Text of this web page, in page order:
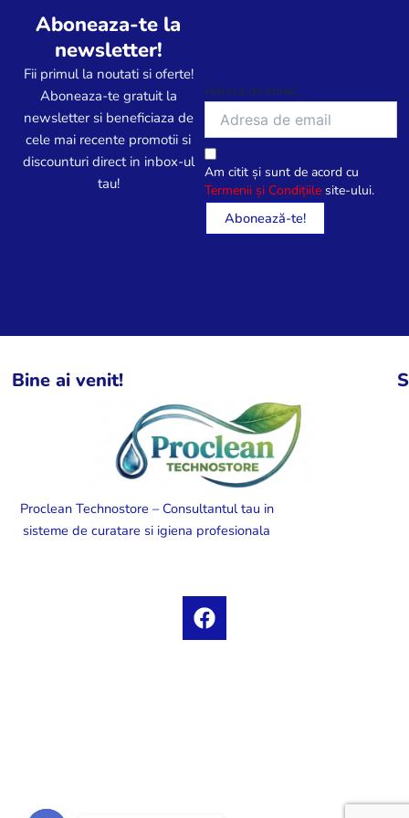
Aboneaza-te la
newsletter!
Fii primul la noutati si oferte!
Aboneaza-te gratuit la
newsletter si beneficiaza de
cele mai recente promotii si
discounturi direct in inbox-ul
tau!
Adresa de email
Am citit și sunt de acord cu
Termenii și Condițiile site-ului.
Bine ai venit!
Proclean Technostore – Consultantul tau in
sisteme de curatare si igiena profesionala
F
a
c